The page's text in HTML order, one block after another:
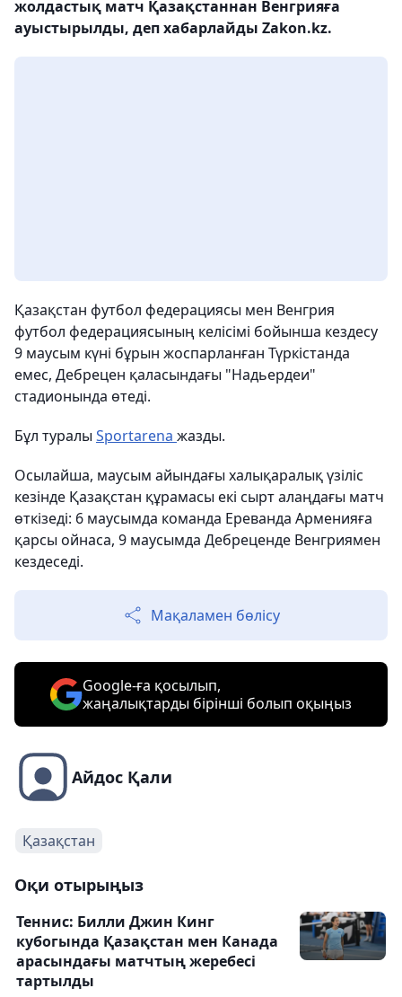
жолдастық матч Қазақстаннан Венгрияға
ауыстырылды, деп хабарлайды Zakon.kz.
Қазақстан футбол федерациясы мен Венгрия
футбол федерациясының келісімі бойынша кездесу
9 маусым күні бұрын жоспарланған Түркістанда
емес, Дебрецен қаласындағы "Надьердеи"
стадионында өтеді.
Бұл туралы Sportarena жазды.
Осылайша, маусым айындағы халықаралық үзіліс
кезінде Қазақстан құрамасы екі сырт алаңдағы матч
өткізеді: 6 маусымда команда Ереванда Арменияға
қарсы ойнаса, 9 маусымда Дебреценде Венгриямен
кездеседі.
Мақаламен бөлісу
Google-ға қосылып,
жаңалықтарды бірінші болып оқыңыз
Айдос Қали
Қазақстан
Оқи отырыңыз
Теннис: Билли Джин Кинг
кубогында Қазақстан мен Канада
арасындағы матчтың жеребесі
тартылды